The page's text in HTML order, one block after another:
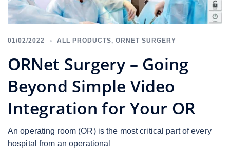
01/02/2022 ALL PRODUCTS, ORNET SURGERY
ORNet Surgery – Going
Beyond Simple Video
Integration for Your OR
An operating room (OR) is the most critical part of every
hospital from an operational